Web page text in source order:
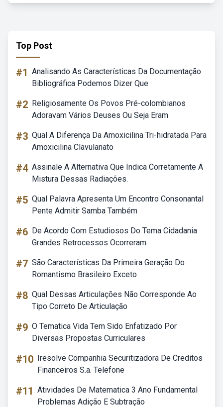
Top Post
#1 Analisando As Características Da Documentação
Bibliográfica Podemos Dizer Que
#2 Religiosamente Os Povos Pré-colombianos
Adoravam Vários Deuses Ou Seja Eram
#3 Qual A Diferença Da Amoxicilina Tri-hidratada Para
Amoxicilina Clavulanato
#4 Assinale A Alternativa Que Indica Corretamente A
Mistura Dessas Radiações.
#5 Qual Palavra Apresenta Um Encontro Consonantal
Pente Admitir Samba Também
#6 De Acordo Com Estudiosos Do Tema Cidadania
Grandes Retrocessos Ocorreram
#7 São Características Da Primeira Geração Do
Romantismo Brasileiro Exceto
#8 Qual Dessas Articulações Não Corresponde Ao
Tipo Correto De Articulação
#9 O Tematica Vida Tem Sido Enfatizado Por
Diversas Propostas Curriculares
#10 Iresolve Companhia Securitizadora De Creditos
Financeiros S.a. Telefone
#11 Atividades De Matematica 3 Ano Fundamental
Problemas Adição E Subtração